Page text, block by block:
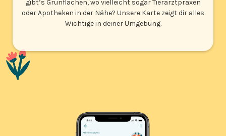
gibt’s Grünflächen, wo vielleicht sogar Tierarztpraxen
oder Apotheken in der Nähe? Unsere Karte zeigt dir alles
Wichtige in deiner Umgebung.